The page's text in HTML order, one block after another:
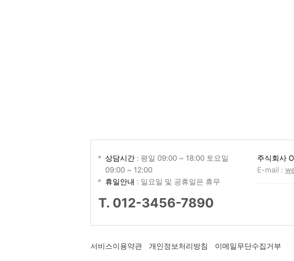
상담시간 : 평일 09:00 ~ 18:00 토요일
09:00 ~ 12:00
휴일안내 : 일요일 및 공휴일은 휴무
T. 012-3456-7890
주식회사
E-mail :
서비스이용약관 개인정보처리방침 이메일무단수집거부